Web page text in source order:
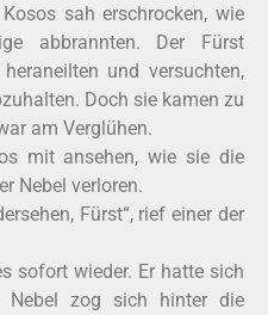
sah erschrocken, wie
abbrannten. Der Fürst
und versuchten,
Doch sie kamen zu
am Verglühen.
mit ansehen, wie sie die
Nebel verloren.
Fürst“, rief einer der
sofort wieder. Er hatte sich
Nebel zog sich hinter die